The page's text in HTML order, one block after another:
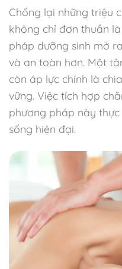
Chống lại những triệu
không chỉ đơn thuần
pháp dưỡng sinh mở
và an toàn hơn. Một
còn áp lực chính là
vững. Việc tích hợp
phương pháp này
sống hiện đại.